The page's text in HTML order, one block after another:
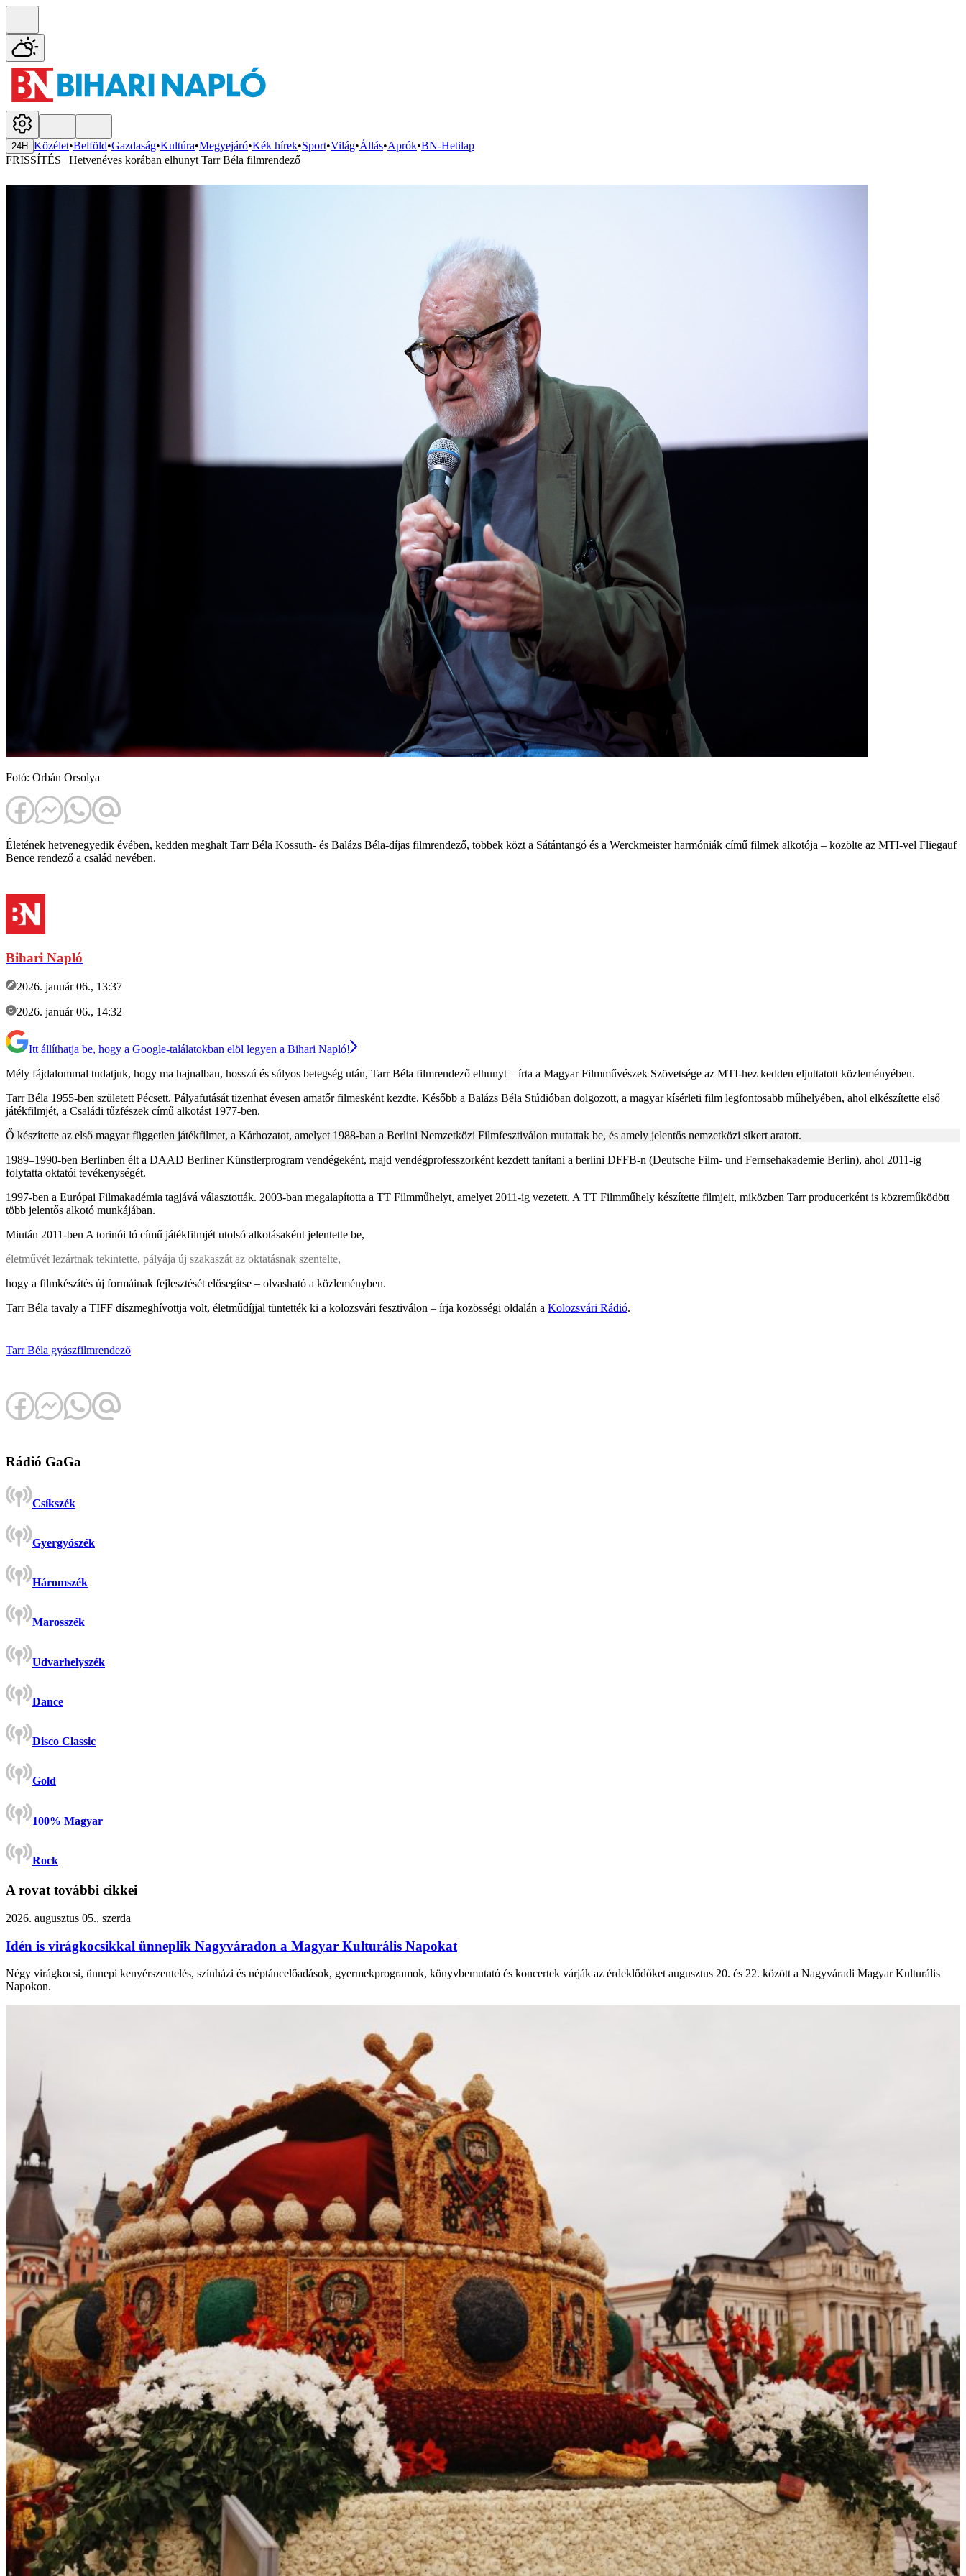
24H Közélet•Belföld•Gazdaság•Kultúra•Megyejáró•Kék hírek•Sport•Világ•Állás•Aprók•BN-Hetilap
FRISSÍTÉS | Hetvenéves korában elhunyt Tarr Béla filmrendező
Fotó: Orbán Orsolya
Életének hetvenegyedik évében, kedden meghalt Tarr Béla Kossuth- és Balázs Béla-díjas filmrendező, többek közt a Sátántangó és a Werckmeister harmóniák című filmek alkotója – közölte az MTI-vel Fliegauf
Bence rendező a család nevében.
Bihari Napló
2026. január 06., 13:37
2026. január 06., 14:32
Itt állíthatja be, hogy a Google-találatokban elöl legyen a Bihari Napló!
Mély fájdalommal tudatjuk, hogy ma hajnalban, hosszú és súlyos betegség után, Tarr Béla filmrendező elhunyt – írta a Magyar Filmművészek Szövetsége az MTI-hez kedden eljuttatott közleményében.
Tarr Béla 1955-ben született Pécsett. Pályafutását tizenhat évesen amatőr filmesként kezdte. Később a Balázs Béla Stúdióban dolgozott, a magyar kísérleti film legfontosabb műhelyében, ahol elkészítette első
játékfilmjét, a Családi tűzfészek című alkotást 1977-ben.
Ő készítette az első magyar független játékfilmet, a Kárhozatot, amelyet 1988-ban a Berlini Nemzetközi Filmfesztiválon mutattak be, és amely jelentős nemzetközi sikert aratott.
1989–1990-ben Berlinben élt a DAAD Berliner Künstlerprogram vendégeként, majd vendégprofesszorként kezdett tanítani a berlini DFFB-n (Deutsche Film- und Fernsehakademie Berlin), ahol 2011-ig
folytatta oktatói tevékenységét.
1997-ben a Európai Filmakadémia tagjává választották. 2003-ban megalapította a TT Filmműhelyt, amelyet 2011-ig vezetett. A TT Filmműhely készítette filmjeit, miközben Tarr producerként is közreműködött
több jelentős alkotó munkájában.
Miután 2011-ben A torinói ló című játékfilmjét utolsó alkotásaként jelentette be,
életművét lezártnak tekintette, pályája új szakaszát az oktatásnak szentelte,
hogy a filmkészítés új formáinak fejlesztését elősegítse – olvasható a közleményben.
Tarr Béla tavaly a TIFF díszmeghívottja volt, életműdíjjal tüntették ki a kolozsvári fesztiválon – írja közösségi oldalán a Kolozsvári Rádió.
Tarr Béla gyászfilmrendező
Rádió GaGa
Csíkszék
Gyergyószék
Háromszék
Marosszék
Udvarhelyszék
Dance
Disco Classic
Gold
100% Magyar
Rock
A rovat további cikkei
2026. augusztus 05., szerda
Idén is virágkocsikkal ünneplik Nagyváradon a Magyar Kulturális Napokat
Négy virágkocsi, ünnepi kenyérszentelés, színházi és néptáncelőadások, gyermekprogramok, könyvbemutató és koncertek várják az érdeklődőket augusztus 20. és 22. között a Nagyváradi Magyar Kulturális
Napokon.